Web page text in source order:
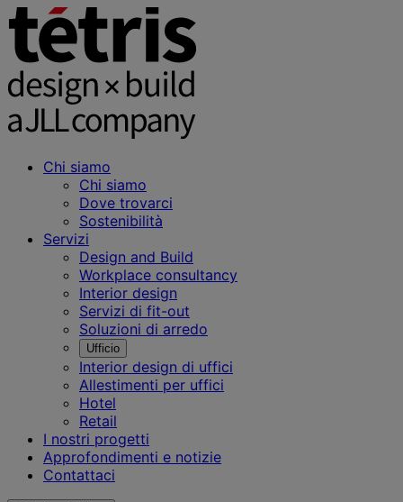
Chi siamo
Chi siamo
Dove trovarci
Sostenibilità
Servizi
Design and Build
Workplace consultancy
Interior design
Servizi di fit-out
Soluzioni di arredo
Ufficio
Interior design di uffici
Allestimenti per uffici
Hotel
Retail
I nostri progetti
Approfondimenti e notizie
Contattaci